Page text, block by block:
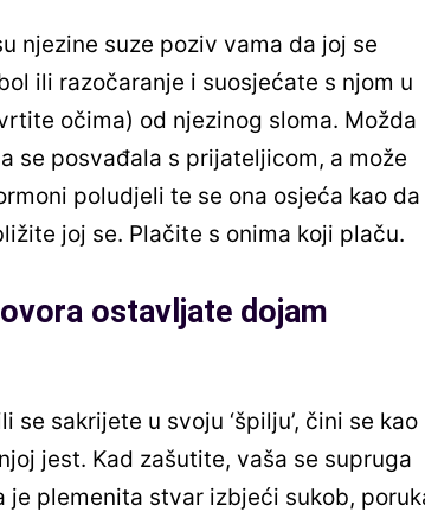
njezine suze poziv vama da joj se
ili razočaranje i suosjećate s njom u
očima) od njezinog sloma. Možda
se posvađala s prijateljicom, a može
poludjeli te se ona osjeća kao da
joj se. Plačite s onima koji plaču.
ostavljate dojam
sakrijete u svoju ‘špilju’, čini se kao
jest. Kad zašutite, vaša se supruga
plemenita stvar izbjeći sukob,